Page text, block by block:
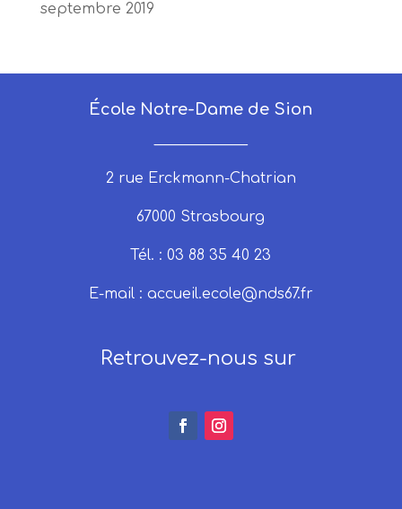
septembre 2019
École Notre-Dame de Sion
2 rue Erckmann-Chatrian
67000 Strasbourg
Tél. : 03 88 35 40 23
E-mail : accueil.ecole@nds67.fr
Retrouvez-nous sur